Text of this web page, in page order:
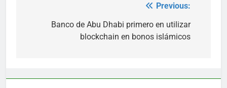
navigation
Previous:
Banco de Abu Dhabi primero en utilizar
blockchain en bonos islámicos